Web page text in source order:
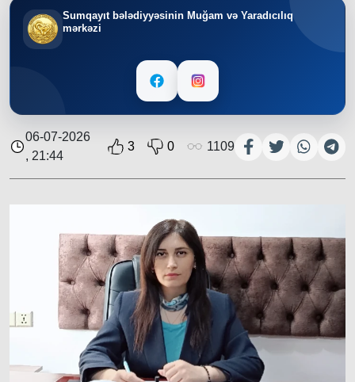
Sumqayıt bələdiyyəsinin Muğam və Yaradıcılıq
mərkəzi
06-07-2026
, 21:44
3 0 1109